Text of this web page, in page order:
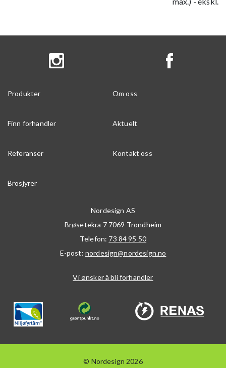
Produkter Om oss
Finn forhandler Aktuelt
Referanser Kontakt oss
Brosjyrer
Nordesign AS
Brøsetekra 7 7069 Trondheim
Telefon: 73 84 95 50
E-post: nordesign@nordesign.no
Vi ønsker å bli forhandler
© Nordesign 2026